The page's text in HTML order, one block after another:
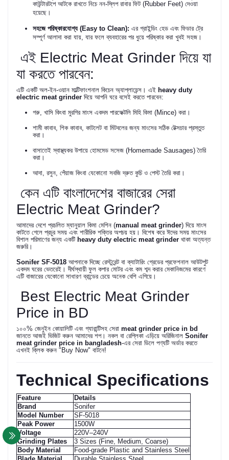
কাউন্টারটপে আটকে রাখতে নিচে নন-স্লিপ রাবার ফিট (Rubber Feet) দেওয়া
হয়েছে।
সহজে পরিষ্কারযোগ্য (Easy to Clean): এর গ্রাইন্ডিং হেড এবং ফিডার ট্রে
সম্পূর্ণ আলাদা করা যায়, যার ফলে ব্যবহারের পর ধুয়ে পরিষ্কার করা খুবই সহজ।
এই Electric Meat Grinder দিয়ে যা
যা করতে পারবেন:
এটি একটি অল-ইন-ওয়ান মাল্টিফাংশনাল কিচেন অ্যাপ্লায়েন্স। এই heavy duty
electric meat grinder দিয়ে আপনি ঘরে বসেই করতে পারবেন:
গরু, খাসি কিংবা মুরগির মাংস একদম পারফেক্টলি মিহি কিমা (Mince) করা।
শামী কাবাব, শিক কাবাব, কাটলেট বা মিটবলের জন্য মাংসের সঠিক টেক্সচার প্রস্তুত
করা।
বাসাতেই স্বাস্থ্যকর উপায়ে হোমমেড সসেজ (Homemade Sausages) তৈরি
করা।
আদা, রসুন, পেঁয়াজ কিংবা যেকোনো সবজি দ্রুত কুচি ও পেস্ট তৈরি করা।
কেন এটি বাংলাদেশের বাজারের সেরা
Electric Meat Grinder?
আমাদের দেশে প্রচলিত ম্যানুয়াল কিমা মেশিন (manual meat grinder) দিয়ে মাংস
কাটতে গেলে প্রচুর সময় এবং শারীরিক শক্তির অপচয় হয়। বিশেষ করে ঈদের সময় মাংসের
বিশাল পরিমাণের জন্য একটি heavy duty electric meat grinder থাকা অত্যন্ত
জরুরি।
Sonifer SF-5018 আপনাকে দিচ্ছে রেস্টুরেন্ট বা ক্যাটারিং গ্রেডের প্রফেশনাল আউটপুট
একদম ঘরের ভেতরেই। দীর্ঘস্থায়ী ফুল কপার মোটর এবং কম শব্দ করার মেকানিজমের কারণে
এটি বাজারের যেকোনো সাধারণ ব্রান্ডের চেয়ে অনেক বেশি এগিয়ে।
Best Electric Meat Grinder
Price in BD
১০০% জেনুইন কোয়ালিটি এবং গ্যারান্টিসহ সেরা meat grinder price in bd
জানতে আজই ভিজিট করুন আমাদের শপ। নকল বা রেপ্লিকা এড়িয়ে অরিজিনাল Sonifer
meat grinder price in bangladesh-এর সেরা ডিলে পণ্যটি অর্ডার করতে
এখনই ক্লিক করুন "Buy Now" বাটনে!
Technical Specifications
Feature
Details
Brand
Sonifer
Model Number
SF-5018
Peak Power
1500W
Voltage
220V–240V
Grinding Plates
3 Sizes (Fine, Medium, Coarse)
Body Material
Food-grade Plastic and Stainless Steel